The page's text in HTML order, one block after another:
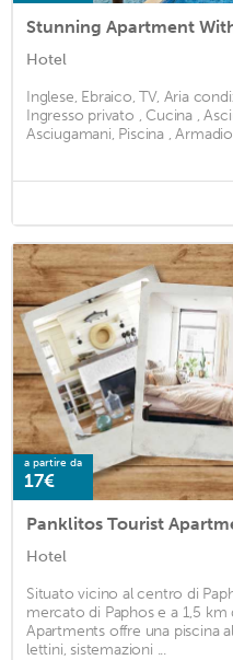
Stunning Apartment
Hotel
Inglese, Ebraico, TV, Aria
Ingresso privato , Cucina ,
Asciugamani, Piscina ,
a partire da
17€
Panklitos Tourist
Hotel
Situato vicino al centro di
mercato di Paphos e a 1,5
Apartments offre una piscina
lettini, sistemazioni ...